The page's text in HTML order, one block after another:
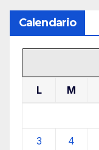
Calendario
L M
3 4